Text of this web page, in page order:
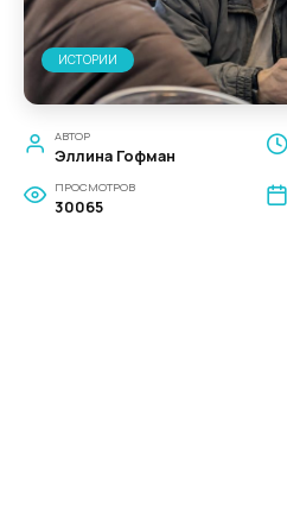
ИСТОРИИ
АВТОР
Эллина Гофман
ПРОСМОТРОВ
30065